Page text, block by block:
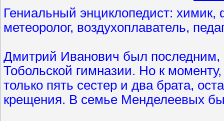
Гениальный энциклопедист: химик,
метеоролог, воздухоплаватель,
Дмитрий Иванович был последним,
Тобольской гимназии. Но к
только пять сестер и два брата,
крещения. В семье Менделеевых